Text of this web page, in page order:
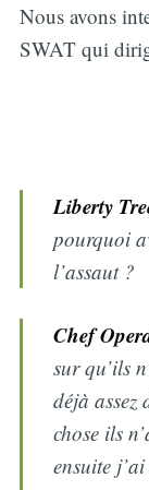
Nous avons
SWAT qui
Liberty
pourquoi
l’assaut ?
Chef
sur qu’ils
déjà
chose ils
ensuite